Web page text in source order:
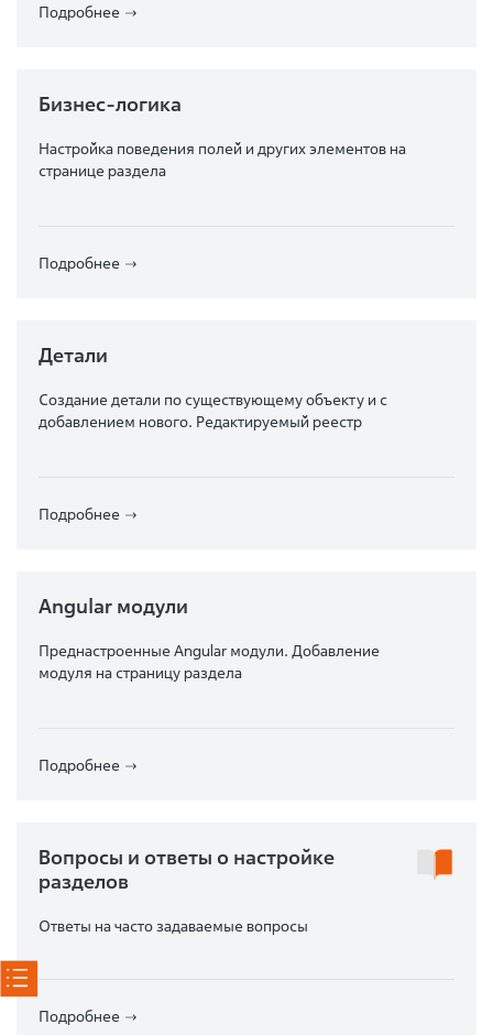
Подробнее
Бизнес-логика
Настройка поведения полей и других элементов на
странице раздела
Подробнее
Детали
Создание детали по существующему объекту и с
добавлением нового. Редактируемый реестр
Подробнее
Angular модули
Преднастроенные Angular модули. Добавление
модуля на страницу раздела
Подробнее
Вопросы и ответы о настройке
разделов
Ответы на часто задаваемые вопросы
Подробнее